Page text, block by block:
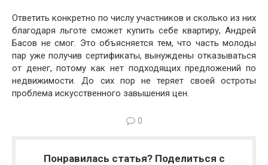
Ответить конкретно по числу участников и сколько из них
благодаря льготе сможет купить себе квартиру, Андрей
Басов не смог. Это объясняется тем, что часть молоды
пар уже получив сертификаты, вынуждены отказываться
от денег, потому как нет подходящих предложений по
недвижимости. До сих пор не теряет своей остроты
проблема искусственного завышения цен.
0
Понравилась статья? Поделиться с